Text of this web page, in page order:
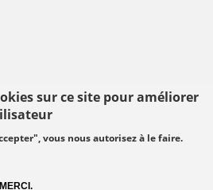
sur ce site pour améliorer
vous nous autorisez à le faire.